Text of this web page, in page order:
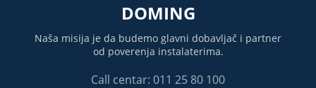
DOMING
Naša misija je da budemo glavni dobavljač i partner
od poverenja instalaterima.
Call centar: 011 25 80 100